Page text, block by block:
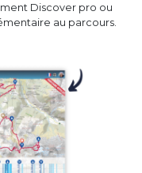
Discover pro ou
au parcours.